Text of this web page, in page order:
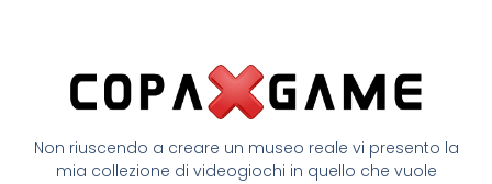
Non riuscendo a creare un museo reale vi presento la
mia collezione di videogiochi in quello che vuole